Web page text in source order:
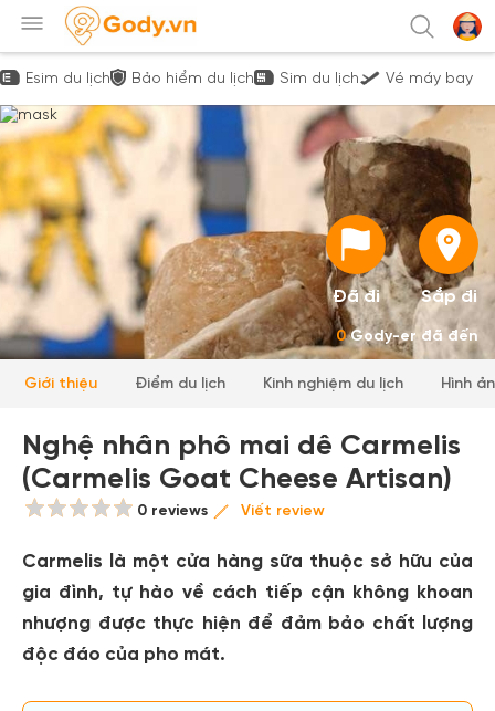
Esim du lịch Bảo hiểm du lịch Sim du lịch Vé máy bay
Đã đi Sắp đi
0Gody-er đã đến
Giới thiệu Điểm du lịch Kinh nghiệm du lịch Hình
Nghệ nhân phô mai dê Carmelis
(Carmelis Goat Cheese Artisan)
0 reviews Viết review
Carmelis là một cửa hàng sữa thuộc sở hữu của
gia đình, tự hào về cách tiếp cận không khoan
nhượng được thực hiện để đảm bảo chất lượng
độc đáo của pho mát.